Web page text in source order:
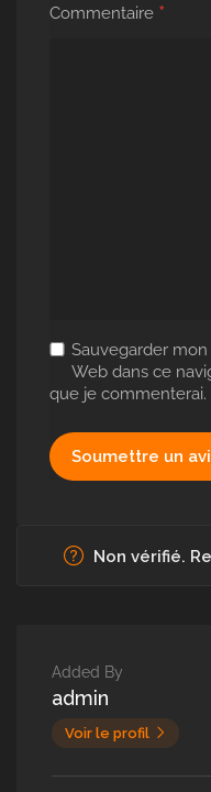
Commentaire *
Sauvegarder
Web dans ce
que je commenterai.
Non vérifié.
Added By
admin
Voir le profil